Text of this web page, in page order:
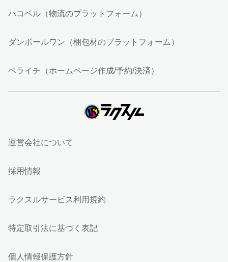
ハコベル（物流のプラットフォーム）
ダンボールワン（梱包材のプラットフォーム）
ペライチ（ホームページ作成/予約/決済）
運営会社について
採用情報
ラクスルサービス利用規約
特定取引法に基づく表記
個人情報保護方針